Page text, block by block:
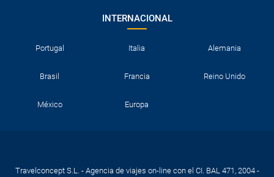
INTERNACIONAL
Portugal Italia Alemania
Brasil Francia Reino Unido
México Europa
Travelconcept S.L. - Agencia de viajes on-line con el CI. BAL 471, 2004 -